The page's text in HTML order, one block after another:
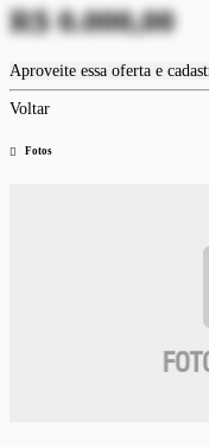
R$ 0.000,00
Aproveite essa oferta e
Voltar
Fotos